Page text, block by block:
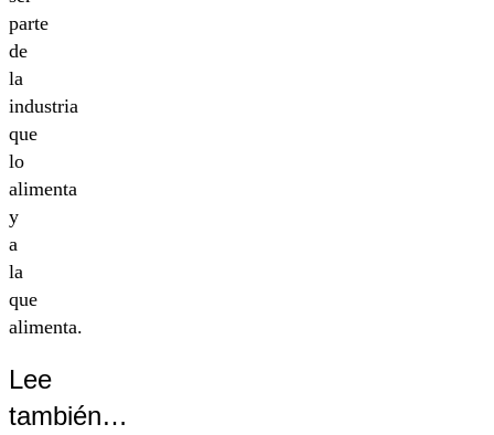
parte
de
la
industria
que
lo
alimenta
y
a
la
que
alimenta.
Lee
también…